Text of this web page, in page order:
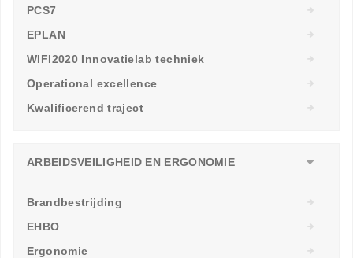
PCS7
EPLAN
WIFI2020 Innovatielab techniek
Operational excellence
Kwalificerend traject
ARBEIDSVEILIGHEID EN ERGONOMIE
Brandbestrijding
EHBO
Ergonomie